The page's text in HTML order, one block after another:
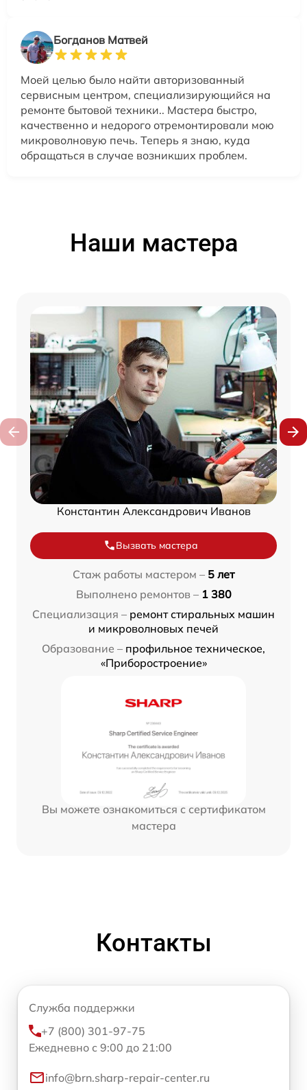
Богданов Матвей
Моей целью было найти авторизованный
сервисным центром, специализирующийся на
ремонте бытовой техники.. Мастера быстро,
качественно и недорого отремонтировали мою
микроволновую печь. Теперь я знаю, куда
обращаться в случае возникших проблем.
Наши мастера
Константин Александрович Иванов
Вызвать мастера
Стаж работы мастером – 5 лет
Выполнено ремонтов – 1 380
Специализация – ремонт стиральных машин
и микроволновых печей
Образование – профильное техническое,
«Приборостроение»
Вы можете ознакомиться с сертификатом
мастера
Контакты
Служба поддержки
+7 (800) 301-97-75
Ежедневно с 9:00 до 21:00
info@brn.sharp-repair-center.ru